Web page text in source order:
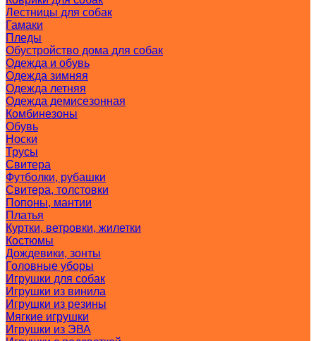
Лестницы для собак
Гамаки
Пледы
Обустройство дома для собак
Одежда и обувь
Одежда зимняя
Одежда летняя
Одежда демисезонная
Комбинезоны
Обувь
Носки
Трусы
Свитера
Футболки, рубашки
Свитера, толстовки
Попоны, мантии
Платья
Куртки, ветровки, жилетки
Костюмы
Дождевики, зонты
Головные уборы
Игрушки для собак
Игрушки из винила
Игрушки из резины
Мягкие игрушки
Игрушки из ЭВА